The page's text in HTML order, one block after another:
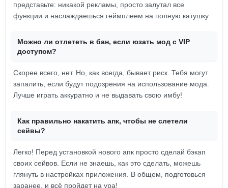
представьте: никакой рекламы, просто залутал все
функции и наслаждаешься геймплеем на полную катушку.
Можно ли отлететь в бан, если юзать мод с VIP
доступом?
Скорее всего, нет. Но, как всегда, бывает риск. Тебя могут
запалить, если будут подозрения на использование мода.
Лучше играть аккуратно и не выдавать свою имбу!
Как правильно накатить апк, чтобы не слетели
сейвы?
Легко! Перед установкой нового апк просто сделай бэкап
своих сейвов. Если не знаешь, как это сделать, можешь
глянуть в настройках приложения. В общем, подготовься
заранее, и всё пройдет на ура!